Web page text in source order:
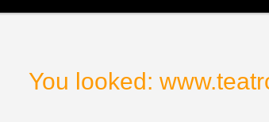
You looked: